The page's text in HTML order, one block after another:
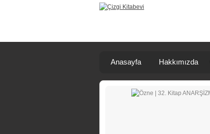
Anasayfa Hakkımızda